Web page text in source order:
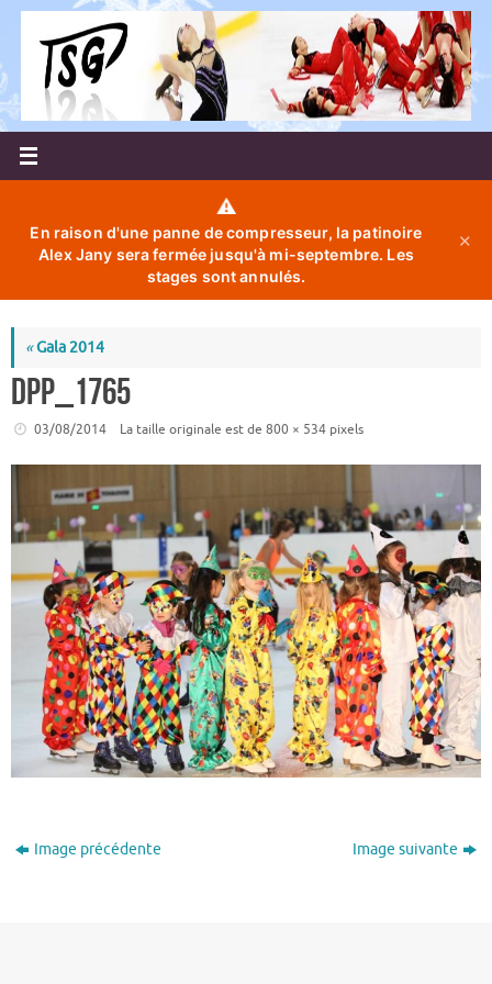
Passer
contenu
⚠️
En raison d'une panne de compresseur, la patinoire
Alex Jany sera fermée jusqu'à mi-septembre. Les
stages sont annulés.
✕
«Gala 2014
DPP_1765
03/08/2014 La taille originale est de 800 × 534pixels
Image précédente Image suivante